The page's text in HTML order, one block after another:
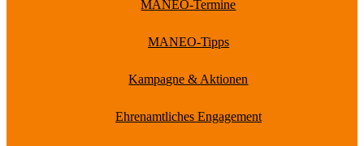
MANEO-Termine
MANEO-Tipps
Kampagne & Aktionen
Ehrenamtliches Engagement